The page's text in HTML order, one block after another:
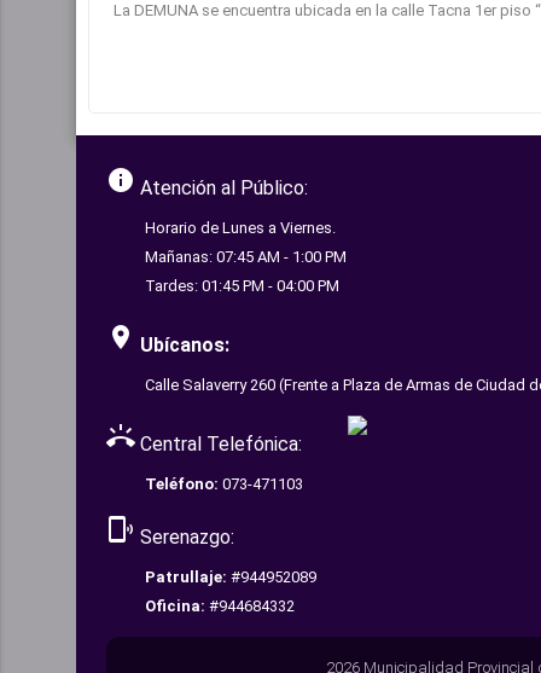
La DEMUNA se encuentra ubicada en la calle Tacna 1er piso
info Atención al Público:
Horario de Lunes a Viernes.
Mañanas: 07:45 AM - 1:00 PM
Tardes: 01:45 PM - 04:00 PM
room Ubícanos:
Calle Salaverry 260 (Frente a Plaza de Armas de Ciudad
ring_volume Central Telefónica:
Teléfono: 073-471103
phonelink_ring Serenazgo:
Patrullaje: #944952089
Oficina: #944684332
2026 Municipalidad Provincial